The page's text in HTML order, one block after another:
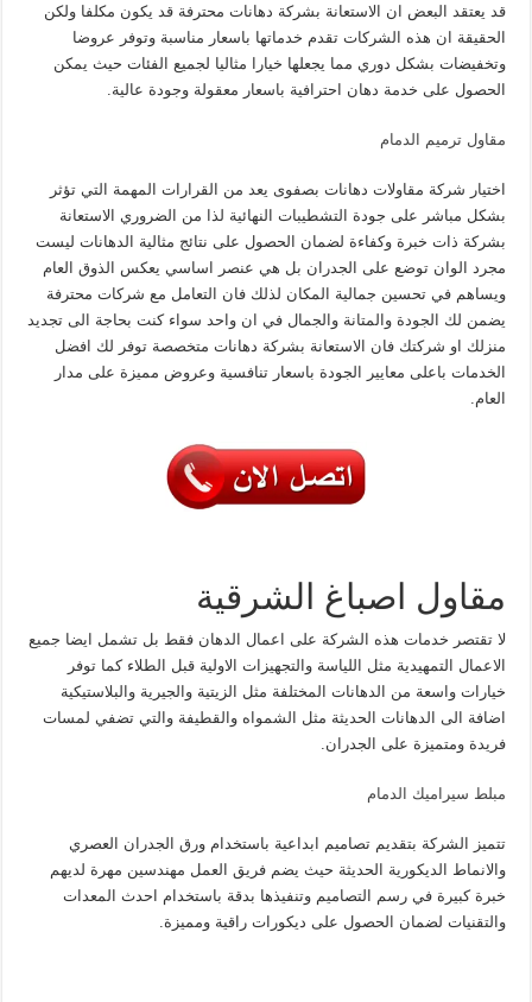
قد يعتقد البعض ان الاستعانة بشركة دهانات محترفة قد يكون مكلفا ولكن
الحقيقة ان هذه الشركات تقدم خدماتها باسعار مناسبة وتوفر عروضا
وتخفيضات بشكل دوري مما يجعلها خيارا مثاليا لجميع الفئات حيث يمكن
الحصول على خدمة دهان احترافية باسعار معقولة وجودة عالية.
مقاول ترميم الدمام
اختيار شركة مقاولات دهانات بصفوى يعد من القرارات المهمة التي تؤثر
بشكل مباشر على جودة التشطيبات النهائية لذا من الضروري الاستعانة
بشركة ذات خبرة وكفاءة لضمان الحصول على نتائج مثالية الدهانات ليست
مجرد الوان توضع على الجدران بل هي عنصر اساسي يعكس الذوق العام
ويساهم في تحسين جمالية المكان لذلك فان التعامل مع شركات محترفة
يضمن لك الجودة والمتانة والجمال في ان واحد سواء كنت بحاجة الى تجديد
منزلك او شركتك فان الاستعانة بشركة دهانات متخصصة توفر لك افضل
الخدمات باعلى معايير الجودة باسعار تنافسية وعروض مميزة على مدار
العام.
مقاول اصباغ الشرقية
لا تقتصر خدمات هذه الشركة على اعمال الدهان فقط بل تشمل ايضا جميع
الاعمال التمهيدية مثل اللياسة والتجهيزات الاولية قبل الطلاء كما توفر
خيارات واسعة من الدهانات المختلفة مثل الزيتية والجيرية والبلاستيكية
اضافة الى الدهانات الحديثة مثل الشمواه والقطيفة والتي تضفي لمسات
فريدة ومتميزة على الجدران.
مبلط سيراميك الدمام
تتميز الشركة بتقديم تصاميم ابداعية باستخدام ورق الجدران العصري
والانماط الديكورية الحديثة حيث يضم فريق العمل مهندسين مهرة لديهم
خبرة كبيرة في رسم التصاميم وتنفيذها بدقة باستخدام احدث المعدات
والتقنيات لضمان الحصول على ديكورات راقية ومميزة.